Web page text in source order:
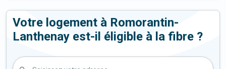
Votre logement à Romorantin-
Lanthenay est-il éligible à la fibre ?